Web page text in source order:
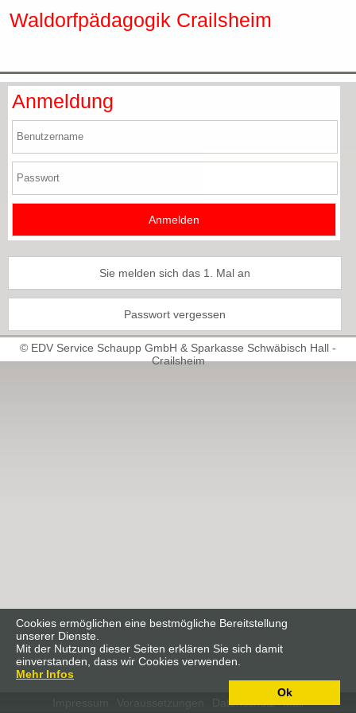
Datenschutz Mail
Waldorfpädagogik Crailsheim
Anmeldung
Sie melden sich das 1. Mal an
Passwort vergessen
© EDV Service Schaupp GmbH & Sparkasse Schwäbisch Hall -
Crailsheim
Cookies ermöglichen eine bestmögliche Bereitstellung
unserer Dienste.
Mit der Nutzung dieser Seiten erklären Sie sich damit
einverstanden, dass wir Cookies verwenden.
Mehr Infos
Ok